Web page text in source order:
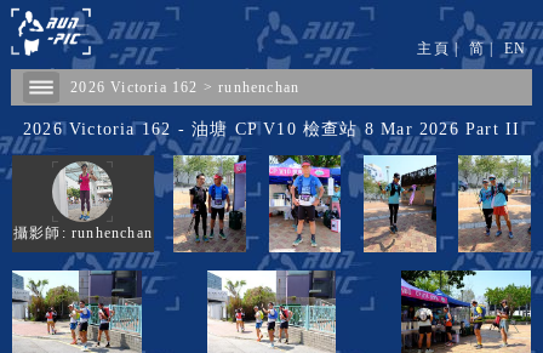
2026 Victoria 162 >runhenchan
主頁 | 简| EN
2026 Victoria 162 - 油塘 CP V10 檢查站 8 Mar 2026 Part II
攝影師: runhenchan